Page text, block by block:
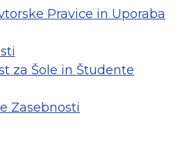
Pravice in Uporaba
za Šole in Študente
Zasebnosti